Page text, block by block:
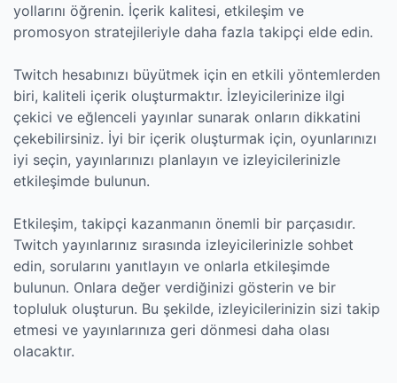
yollarını öğrenin. İçerik kalitesi, etkileşim ve
promosyon stratejileriyle daha fazla takipçi elde edin.
Twitch hesabınızı büyütmek için en etkili yöntemlerden
biri, kaliteli içerik oluşturmaktır. İzleyicilerinize ilgi
çekici ve eğlenceli yayınlar sunarak onların dikkatini
çekebilirsiniz. İyi bir içerik oluşturmak için, oyunlarınızı
iyi seçin, yayınlarınızı planlayın ve izleyicilerinizle
etkileşimde bulunun.
Etkileşim, takipçi kazanmanın önemli bir parçasıdır.
Twitch yayınlarınız sırasında izleyicilerinizle sohbet
edin, sorularını yanıtlayın ve onlarla etkileşimde
bulunun. Onlara değer verdiğinizi gösterin ve bir
topluluk oluşturun. Bu şekilde, izleyicilerinizin sizi takip
etmesi ve yayınlarınıza geri dönmesi daha olası
olacaktır.